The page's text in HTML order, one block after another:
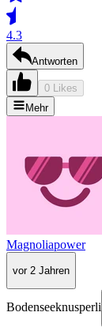
4.3
Antworten
0 Likes
Mehr
Magnoliapower
vor 2 Jahren
Bodenseeknusperli